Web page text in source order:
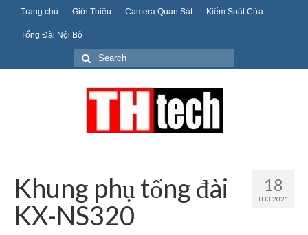
Trang chủ Giới Thiệu Camera Quan Sát Kiểm Soát Cửa
Tổng Đài Nội Bộ
Search
for:
18
TH3 2021
Khung phụ tổng đài
KX-NS320